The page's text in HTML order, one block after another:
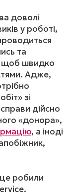
доволі
у роботі,
та
щоб швидко
Адже,
зі
дійсно
«донора»,
, а іноді
робили